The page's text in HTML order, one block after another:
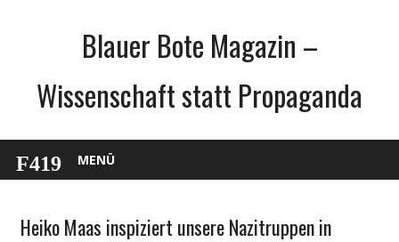
Blauer Bote Magazin –
Wissenschaft statt Propaganda
MENÜ
Gesellschaft
Heiko Maas inspiziert unsere Nazitruppen in